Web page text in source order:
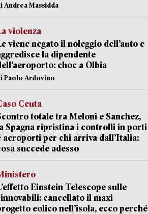
Andrea Massidda
violenza
viene negato il noleggio dell’auto e
la dipendente
choc a Olbia
Paolo Ardovino
Ceuta
totale tra Meloni e Sanchez,
Spagna ripristina i controlli in porti
aeroporti per chi arriva dall’Italia:
succede adesso
Einstein Telescope sulle
cancellato il maxi
eolico nell’isola, ecco perché